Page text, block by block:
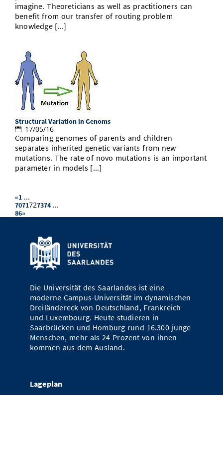
imagine. Theoreticians as well as practitioners can
benefit from our transfer of routing problem
knowledge [...]
Structural Variation in Genoms
17/05/16
Comparing genomes of parents and children
separates inherited genetic variants from new
mutations. The rate of novo mutations is an important
parameter in models [...]
«1 ...
7071727374 ...
86»
Die Universität des Saarlandes ist eine
moderne Campus-Universität im dynamischen
Dreiländereck von Deutschland, Frankreich
und Luxembourg. Heute studieren in
Saarbrücken und Homburg rund 16.300 junge
Menschen, mehr als 24 Prozent von ihnen
kommen aus dem Ausland.
Lageplan